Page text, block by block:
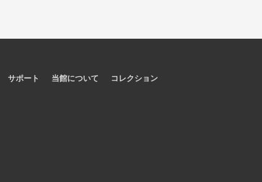
サポート 当館について コレクション